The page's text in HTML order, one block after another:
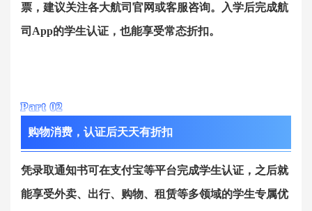
票，建议关注各大航司官网或客服咨询。入学后完成航
司App的学生认证，也能享受常态折扣。
Part 02
购物消费，认证后天天有折扣
凭录取通知书可在支付宝等平台完成学生认证，之后就
能享受外卖、出行、购物、租赁等多领域的学生专属优